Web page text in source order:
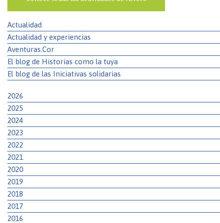
Actualidad
Actualidad y experiencias
Aventuras.Cor
El blog de Historias como la tuya
El blog de las Iniciativas solidarias
2026
2025
2024
2023
2022
2021
2020
2019
2018
2017
2016